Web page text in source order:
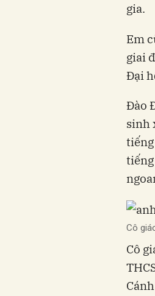
gia.
Em
giai
Đại
Đào
sinh
Cô
Cô